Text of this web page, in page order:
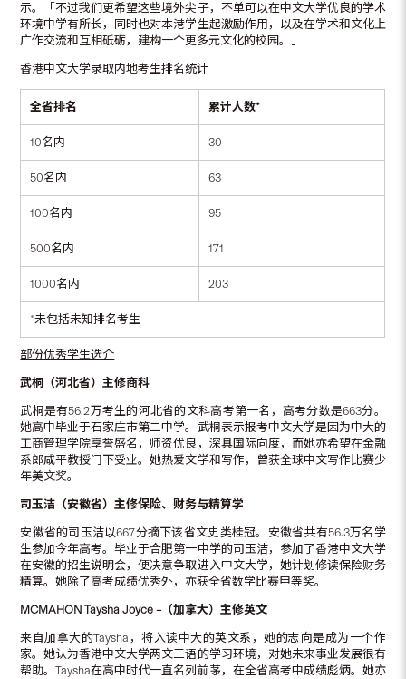
示。「不过我们更希望这些境外尖子，不单可以在中文大学优良的学术
环境中学有所长，同时也对本港学生起激励作用，以及在学术和文化上
广作交流和互相砥砺，建构一个更多元文化的校园。」
香港中文大学录取内地考生排名统计
全省排名 累计人数*
10名内 30
50名内 63
100名内 95
500名内 171
1000名内 203
*未包括未知排名考生
部份优秀学生选介
武桐（河北省）主修商科
武桐是有56.2万考生的河北省的文科高考第一名，高考分数是663分。
她高中毕业于石家庄市第二中学。武桐表示报考中文大学是因为中大的
工商管理学院享誉盛名，师资优良，深具国际向度，而她亦希望在金融
系郎咸平教授门下受业。她热爱文学和写作，曾获全球中文写作比赛少
年美文奖。
司玉洁（安徽省）主修保险、财务与精算学
安徽省的司玉洁以667分摘下该省文史类桂冠。安徽省共有56.3万名学
生参加今年高考。毕业于合肥第一中学的司玉洁，参加了香港中文大学
在安徽的招生说明会，便决意争取进入中文大学，她计划修读保险财务
精算。她除了高考成绩优秀外，亦获全省数学比赛甲等奖。
MCMAHON Taysha Joyce –（加拿大）主修英文
来自加拿大的Taysha，将入读中大的英文系，她的志向是成为一个作
家。她认为香港中文大学两文三语的学习环境，对她未来事业发展很有
帮助。Taysha在高中时代一直名列前茅，在全省高考中成绩彪炳。她亦